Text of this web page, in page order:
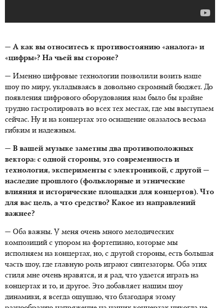
— А как вы относитесь к противостоянию «аналога» и
«цифры»? На чьей вы стороне?
— Именно цифровые технологии позволили возить наше
шоу по миру, укладываясь в довольно скромный бюджет. До
появления цифрового оборудования нам было бы крайне
трудно гастролировать во всех тех местах, где мы выступаем
сейчас. Ну и на концертах это оснащение оказалось весьма
гибким и надежным.
— В вашей музыке заметны два противоположных
вектора: с одной стороны, это современность и
технология, эксперименты с электроникой, с другой —
наследие прошлого (фольклорные и этнические
влияния и исторические площадки для концертов). Что
для вас цель, а что средство? Какое из направлений
важнее?
— Оба важны. У меня очень много мелодических
композиций с упором на фортепиано, которые мы
исполняем на концертах, но, с другой стороны, есть большая
часть шоу, где главную роль играют синтезаторы. Оба этих
стиля мне очень нравятся, и я рад, что удается играть на
концертах и то, и другое. Это добавляет нашим шоу
динамики, я всегда ощущаю, что благодаря этому